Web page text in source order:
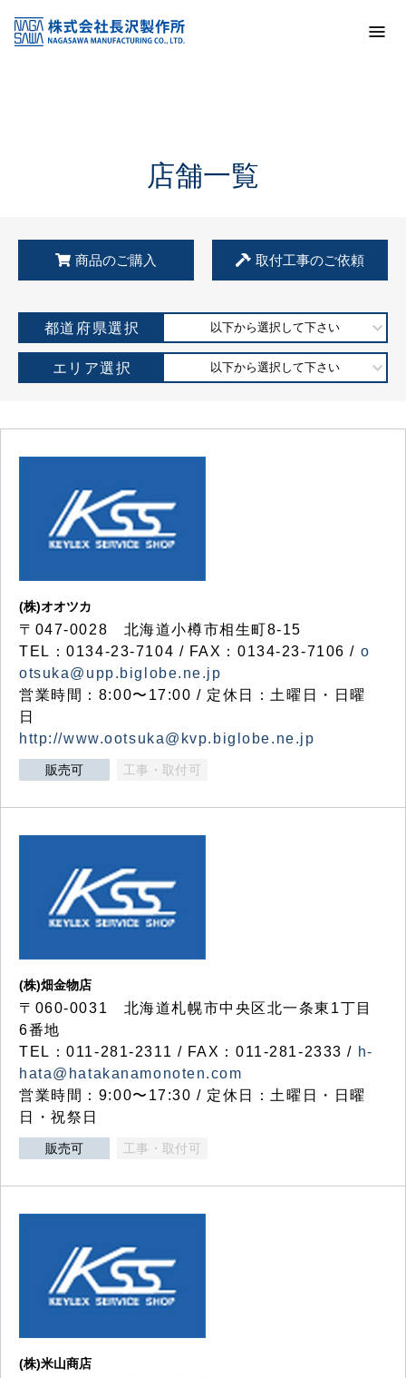
KSS加盟店・取扱店情報
店舗一覧
店舗一覧
商品のご購入 取付工事のご依頼
都道府県選択 以下から選択して下さい
エリア選択 以下から選択して下さい
(株)オオツカ
〒047-0028 北海道小樽市相生町8-15
TEL：0134-23-7104 / FAX：0134-23-7106 / o
otsuka@upp.biglobe.ne.jp
営業時間：8:00〜17:00 / 定休日：土曜日・日曜
日
http://www.ootsuka@kvp.biglobe.ne.jp
販売可 工事・取付可
(株)畑金物店
〒060-0031 北海道札幌市中央区北一条東1丁目
6番地
TEL：011-281-2311 / FAX：011-281-2333 / h-
hata@hatakanamonoten.com
営業時間：9:00〜17:30 / 定休日：土曜日・日曜
日・祝祭日
販売可 工事・取付可
(株)米山商店